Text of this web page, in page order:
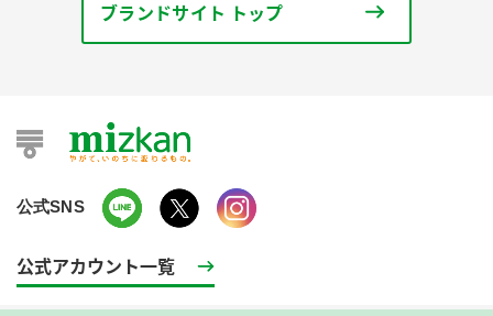
ブランドサイト トップ
公式SNS
公式アカウント一覧